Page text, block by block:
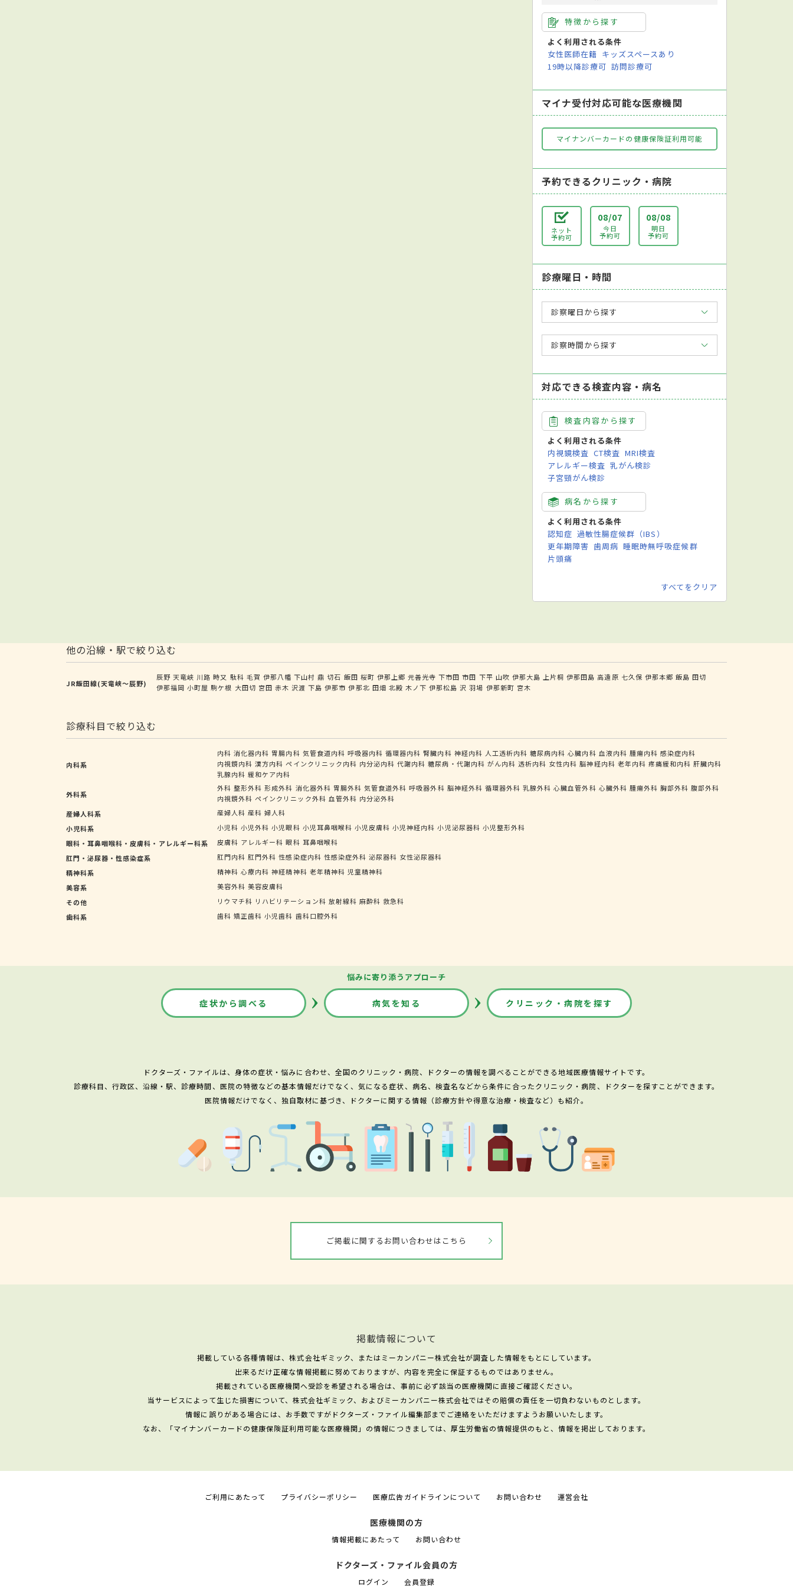
特徴から探す
よく利用される条件
女性医師在籍 キッズスペースあり
19時以降診療可 訪問診療可
マイナ受付対応可能な医療機関
マイナンバーカードの健康保険証利用可能
予約できるクリニック・病院
ネット
予約可
08/07
今日
予約可
08/08
明日
予約可
診療曜日・時間
診察曜日から探す
診察時間から探す
対応できる検査内容・病名
検査内容から探す
よく利用される条件
内視鏡検査 CT検査 MRI検査
アレルギー検査 乳がん検診
子宮頸がん検診
病名から探す
よく利用される条件
認知症 過敏性腸症候群（IBS）
更年期障害 歯周病 睡眠時無呼吸症候群
片頭痛
すべてをクリア
他の沿線・駅で絞り込む
JR飯田線(天竜峡～辰野)
辰野 天竜峡 川路 時又 駄科 毛賀 伊那八幡 下山村 鼎 切石 飯田 桜町 伊那上郷 元善光寺 下市田 市田 下平 山吹 伊那大島 上片桐 伊那田島 高遠原 七久保 伊那本郷 飯島 田切
伊那福岡 小町屋 駒ケ根 大田切 宮田 赤木 沢渡 下島 伊那市 伊那北 田畑 北殿 木ノ下 伊那松島 沢 羽場 伊那新町 宮木
診療科目で絞り込む
内科系
内科 消化器内科 胃腸内科 気管食道内科 呼吸器内科 循環器内科 腎臓内科 神経内科 人工透析内科 糖尿病内科 心臓内科 血液内科 腫瘍内科 感染症内科
内視鏡内科 漢方内科 ペインクリニック内科 内分泌内科 代謝内科 糖尿病・代謝内科 がん内科 透析内科 女性内科 脳神経内科 老年内科 疼痛緩和内科 肝臓内科
乳腺内科 緩和ケア内科
外科系
外科 整形外科 形成外科 消化器外科 胃腸外科 気管食道外科 呼吸器外科 脳神経外科 循環器外科 乳腺外科 心臓血管外科 心臓外科 腫瘍外科 胸部外科 腹部外科
内視鏡外科 ペインクリニック外科 血管外科 内分泌外科
産婦人科系
産婦人科 産科 婦人科
小児科系
小児科 小児外科 小児眼科 小児耳鼻咽喉科 小児皮膚科 小児神経内科 小児泌尿器科 小児整形外科
眼科・耳鼻咽喉科・皮膚科・アレルギー科系
皮膚科 アレルギー科 眼科 耳鼻咽喉科
肛門・泌尿器・性感染症系
肛門内科 肛門外科 性感染症内科 性感染症外科 泌尿器科 女性泌尿器科
精神科系
精神科 心療内科 神経精神科 老年精神科 児童精神科
美容系
美容外科 美容皮膚科
その他
リウマチ科 リハビリテーション科 放射線科 麻酔科 救急科
歯科系
歯科 矯正歯科 小児歯科 歯科口腔外科
悩みに寄り添うアプローチ
症状から調べる 病気を知る クリニック・病院を探す
ドクターズ・ファイルは、身体の症状・悩みに合わせ、全国のクリニック・病院、ドクターの情報を調べることができる地域医療情報サイトです。
診療科目、行政区、沿線・駅、診療時間、医院の特徴などの基本情報だけでなく、気になる症状、病名、検査名などから条件に合ったクリニック・病院、ドクターを探すことができます。
医院情報だけでなく、独自取材に基づき、ドクターに関する情報（診療方針や得意な治療・検査など）も紹介。
ご掲載に関するお問い合わせはこちら
掲載情報について
掲載している各種情報は、株式会社ギミック、またはミーカンパニー株式会社が調査した情報をもとにしています。
出来るだけ正確な情報掲載に努めておりますが、内容を完全に保証するものではありません。
掲載されている医療機関へ受診を希望される場合は、事前に必ず該当の医療機関に直接ご確認ください。
当サービスによって生じた損害について、株式会社ギミック、およびミーカンパニー株式会社ではその賠償の責任を一切負わないものとします。
情報に誤りがある場合には、お手数ですがドクターズ・ファイル編集部までご連絡をいただけますようお願いいたします。
なお、「マイナンバーカードの健康保険証利用可能な医療機関」の情報につきましては、厚生労働省の情報提供のもと、情報を掲出しております。
ご利用にあたって プライバシーポリシー 医療広告ガイドラインについて お問い合わせ 運営会社
医療機関の方
情報掲載にあたって お問い合わせ
ドクターズ・ファイル会員の方
ログイン 会員登録